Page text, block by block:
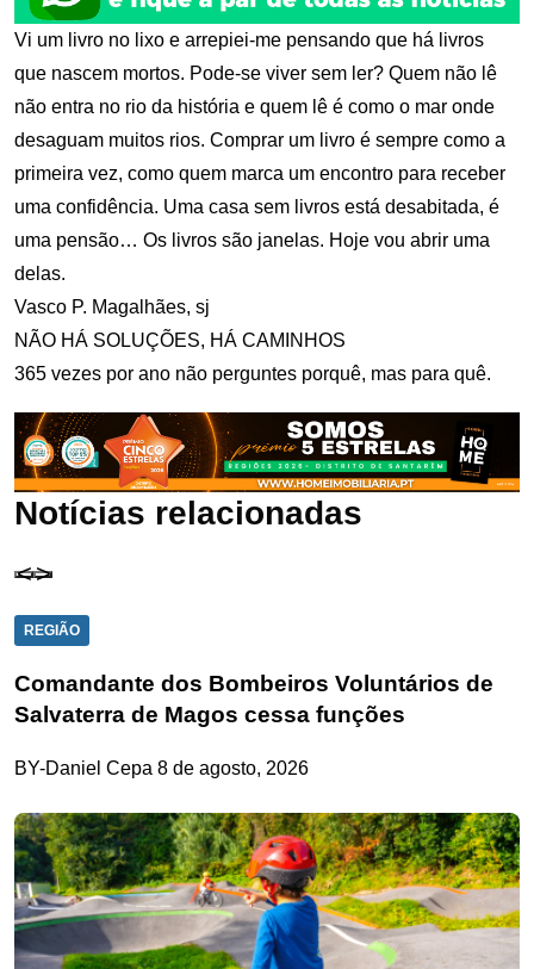
Vi um livro no lixo e arrepiei-me pensando que há livros
que nascem mortos. Pode-se viver sem ler? Quem não lê
não entra no rio da história e quem lê é como o mar onde
desaguam muitos rios. Comprar um livro é sempre como a
primeira vez, como quem marca um encontro para receber
uma confidência. Uma casa sem livros está desabitada, é
uma pensão… Os livros são janelas. Hoje vou abrir uma
delas.
Vasco P. Magalhães, sj
NÃO HÁ SOLUÇÕES, HÁ CAMINHOS
365 vezes por ano não perguntes porquê, mas para quê.
Notícias relacionadas
REGIÃO
Comandante dos Bombeiros Voluntários de
Salvaterra de Magos cessa funções
BY-Daniel Cepa 8 de agosto, 2026